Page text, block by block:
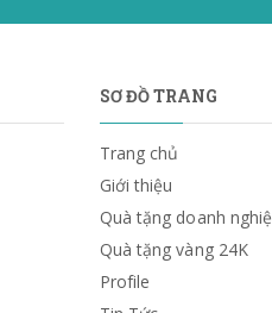
SƠ ĐỒ TRANG
Trang chủ
Giới thiệu
Quà tặng doanh
Quà tặng vàng 24K
Profile